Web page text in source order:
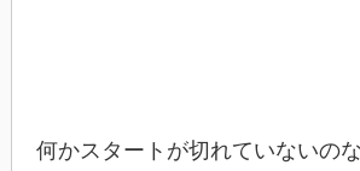
何かスタートが切れていないのな